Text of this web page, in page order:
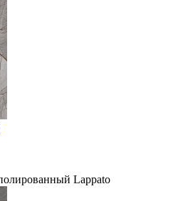
Lappato